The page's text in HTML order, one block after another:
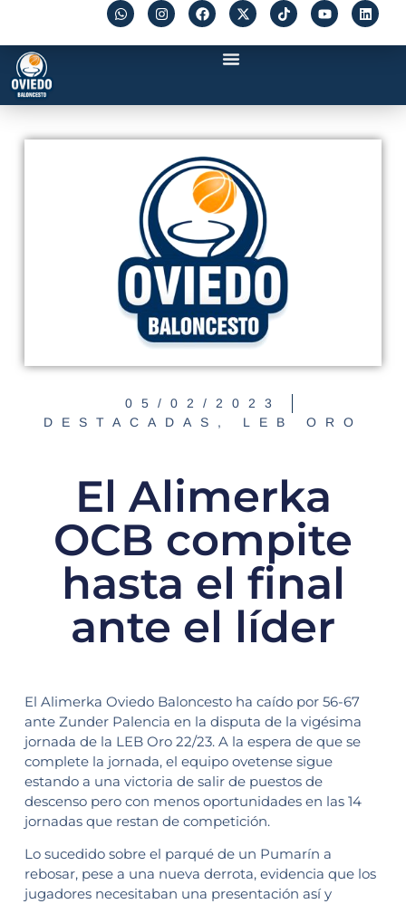
05/02/2023
DESTACADAS , LEB ORO
El Alimerka
OCB compite
hasta el final
ante el líder
El Alimerka Oviedo Baloncesto ha caído por 56-67
ante Zunder Palencia en la disputa de la vigésima
jornada de la LEB Oro 22/23. A la espera de que se
complete la jornada, el equipo ovetense sigue
estando a una victoria de salir de puestos de
descenso pero con menos oportunidades en las 14
jornadas que restan de competición.
Lo sucedido sobre el parqué de un Pumarín a
rebosar, pese a una nueva derrota, evidencia que los
jugadores necesitaban una presentación así y